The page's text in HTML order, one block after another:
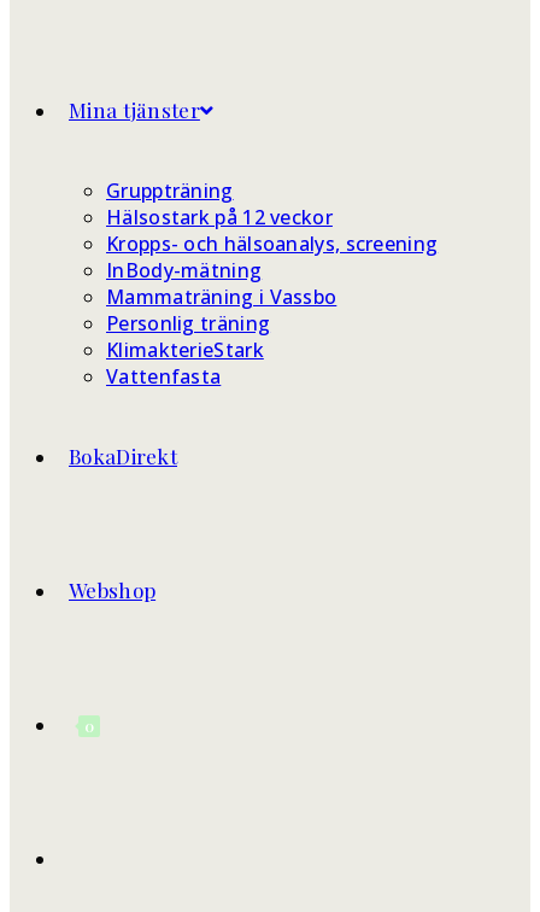
Mina tjänster
Gruppträning
Hälsostark på 12 veckor
Kropps- och hälsoanalys, screening
InBody-mätning
Mammaträning i Vassbo
Personlig träning
KlimakterieStark
Vattenfasta
BokaDirekt
Webshop
0